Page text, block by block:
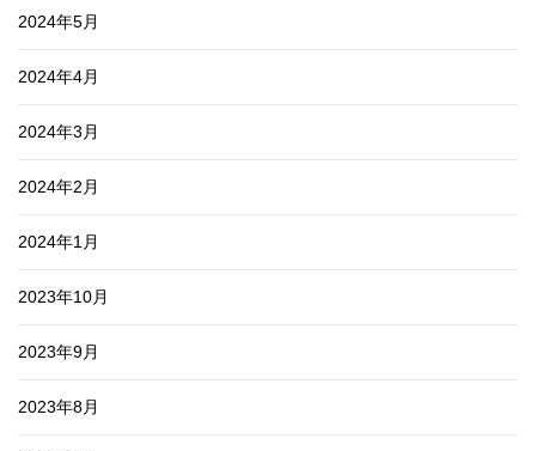
2024年5月
2024年4月
2024年3月
2024年2月
2024年1月
2023年10月
2023年9月
2023年8月